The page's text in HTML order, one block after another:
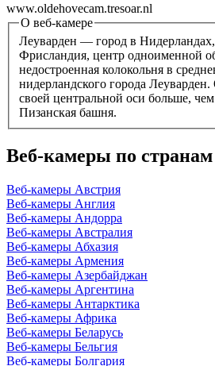
www.oldehovecam.tresoar.nl
О веб-камере
Леуварден — город в
Фрисландия, центр одноименной
недостроенная колокольня в
нидерландского города Леуварден.
своей центральной оси больше,
Пизанская башня.
Веб-камеры по странам
Веб-камеры Австрия
Веб-камеры Англия
Веб-камеры Андорра
Веб-камеры Австралия
Веб-камеры Абхазия
Веб-камеры Армения
Веб-камеры Азербайджан
Веб-камеры Аргентина
Веб-камеры Антарктика
Веб-камеры Африка
Веб-камеры Беларусь
Веб-камеры Бельгия
Веб-камеры Болгария